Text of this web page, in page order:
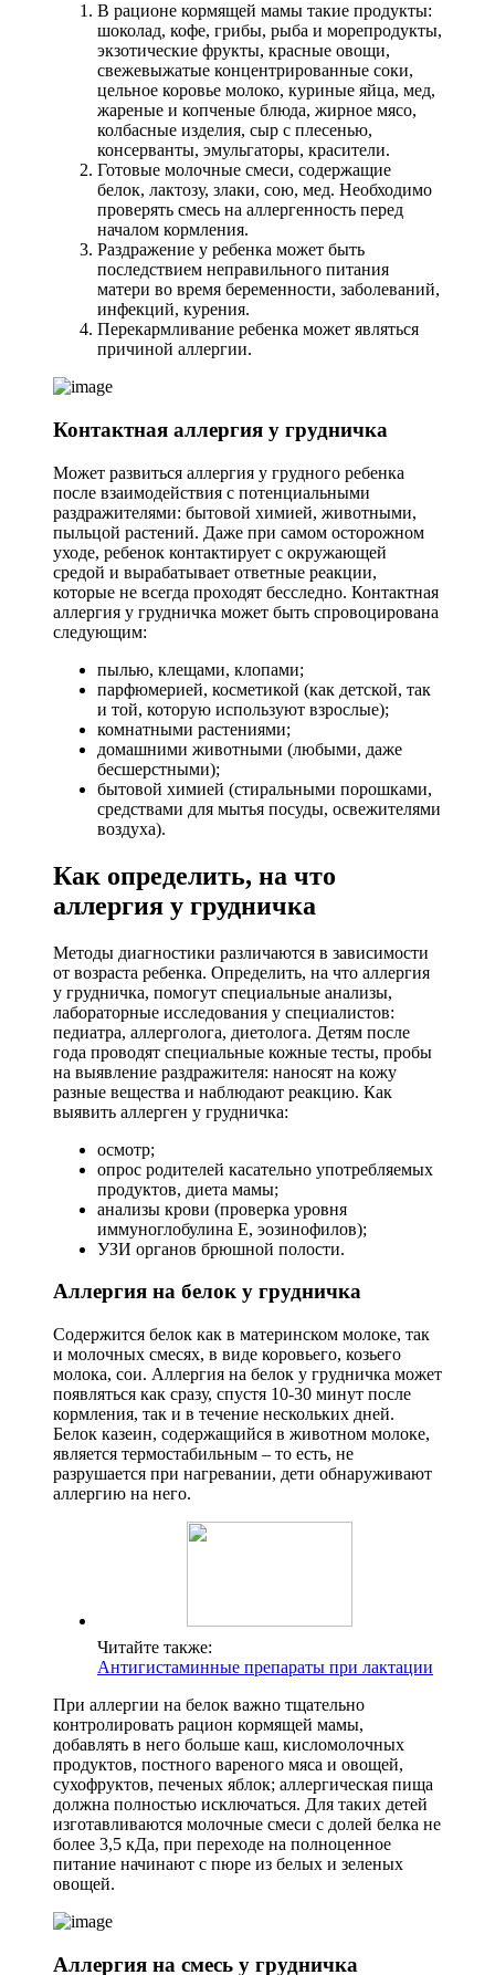
В рационе кормящей мамы такие продукты:
шоколад, кофе, грибы, рыба и морепродукты,
экзотические фрукты, красные овощи,
свежевыжатые концентрированные соки,
цельное коровье молоко, куриные яйца, мед,
жареные и копченые блюда, жирное мясо,
колбасные изделия, сыр с плесенью,
консерванты, эмульгаторы, красители.
Готовые молочные смеси, содержащие
белок, лактозу, злаки, сою, мед. Необходимо
проверять смесь на аллергенность перед
началом кормления.
Раздражение у ребенка может быть
последствием неправильного питания
матери во время беременности, заболеваний,
инфекций, курения.
Перекармливание ребенка может являться
причиной аллергии.
Контактная аллергия у грудничка
Может развиться аллергия у грудного ребенка
после взаимодействия с потенциальными
раздражителями: бытовой химией, животными,
пыльцой растений. Даже при самом осторожном
уходе, ребенок контактирует с окружающей
средой и вырабатывает ответные реакции,
которые не всегда проходят бесследно. Контактная
аллергия у грудничка может быть спровоцирована
следующим:
пылью, клещами, клопами;
парфюмерией, косметикой (как детской, так
и той, которую используют взрослые);
комнатными растениями;
домашними животными (любыми, даже
бесшерстными);
бытовой химией (стиральными порошками,
средствами для мытья посуды, освежителями
воздуха).
Как определить, на что
аллергия у грудничка
Методы диагностики различаются в зависимости
от возраста ребенка. Определить, на что аллергия
у грудничка, помогут специальные анализы,
лабораторные исследования у специалистов:
педиатра, аллерголога, диетолога. Детям после
года проводят специальные кожные тесты, пробы
на выявление раздражителя: наносят на кожу
разные вещества и наблюдают реакцию. Как
выявить аллерген у грудничка:
осмотр;
опрос родителей касательно употребляемых
продуктов, диета мамы;
анализы крови (проверка уровня
иммуноглобулина Е, эозинофилов);
УЗИ органов брюшной полости.
Аллергия на белок у грудничка
Содержится белок как в материнском молоке, так
и молочных смесях, в виде коровьего, козьего
молока, сои. Аллергия на белок у грудничка может
появляться как сразу, спустя 10-30 минут после
кормления, так и в течение нескольких дней.
Белок казеин, содержащийся в животном молоке,
является термостабильным – то есть, не
разрушается при нагревании, дети обнаруживают
аллергию на него.
Читайте также:
Антигистаминные препараты при лактации
При аллергии на белок важно тщательно
контролировать рацион кормящей мамы,
добавлять в него больше каш, кисломолочных
продуктов, постного вареного мяса и овощей,
сухофруктов, печеных яблок; аллергическая пища
должна полностью исключаться. Для таких детей
изготавливаются молочные смеси с долей белка не
более 3,5 кДа, при переходе на полноценное
питание начинают с пюре из белых и зеленых
овощей.
Аллергия на смесь у грудничка